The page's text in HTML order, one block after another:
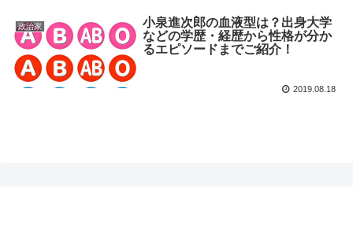
政治家
小泉進次郎の血液型は？出身大学
などの学歴・経歴から性格が分か
るエピソードまでご紹介！
2019.08.18